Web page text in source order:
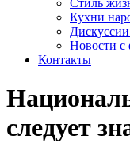
Cтиль
Кухни
Новости с
Контакты
следует